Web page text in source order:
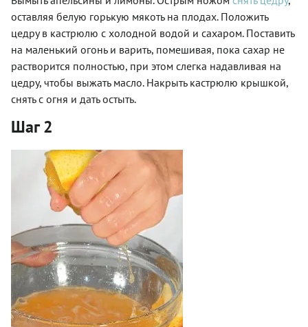
оставляя белую горькую мякоть на плодах. Положить
цедру в кастрюлю с холодной водой и сахаром. Поставить
на маленький огонь и варить, помешивая, пока сахар не
растворится полностью, при этом слегка надавливая на
цедру, чтобы выжать масло. Накрыть кастрюлю крышкой,
снять с огня и дать остыть.
Шаг 2